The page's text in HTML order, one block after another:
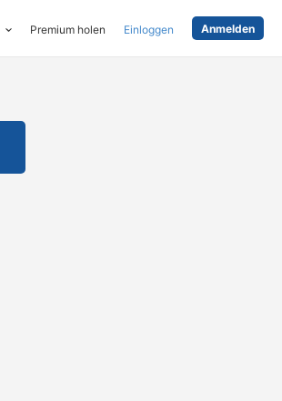
Premium holen Einloggen Anmelden